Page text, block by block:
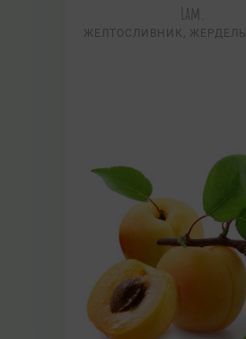
Lam.
ЖЕЛТОСЛИВНИК,